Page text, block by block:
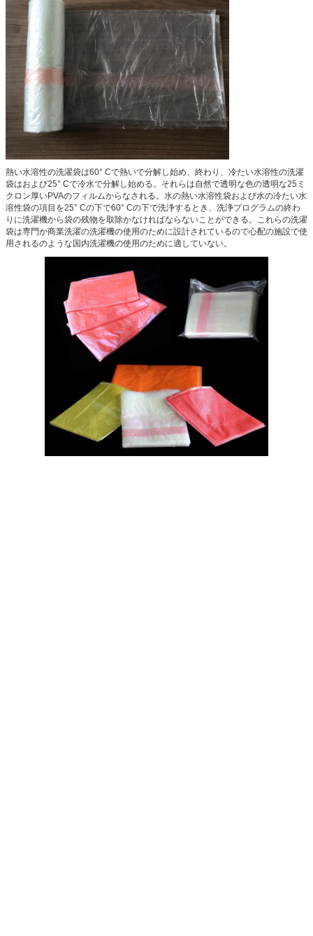
熱い水溶性の洗濯袋は60° Cで熱いで分解し始め、終わり、冷たい水溶性の洗濯
袋はおよび25° Cで冷水で分解し始める。それらは自然で透明な色の透明な25ミ
クロン厚いPVAのフィルムからなされる。水の熱い水溶性袋および水の冷たい水
溶性袋の項目を25° Cの下で60° Cの下で洗浄するとき、洗浄プログラムの終わ
りに洗濯機から袋の残物を取除かなければならないことができる。これらの洗濯
袋は専門か商業洗濯の洗濯機の使用のために設計されているので心配の施設で使
用されるのような国内洗濯機の使用のために適していない。